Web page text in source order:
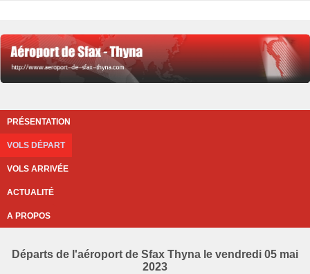
PRÉSENTATION
VOLS DÉPART
VOLS ARRIVÉE
ACTUALITÉ
A PROPOS
Départs de l'aéroport de Sfax Thyna le vendredi 05 mai
2023